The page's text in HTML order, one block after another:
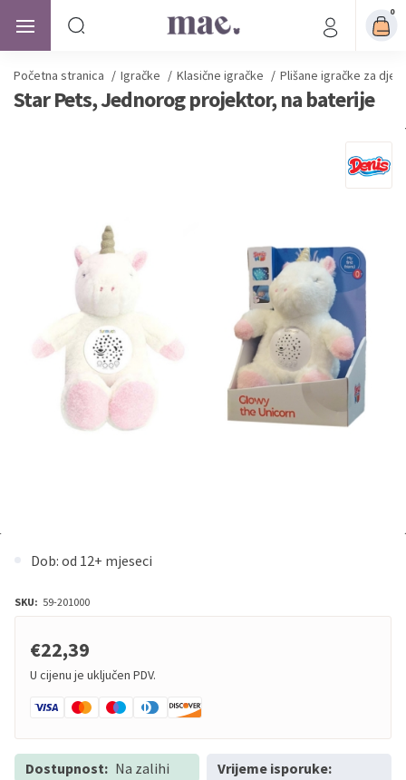
0
Početna stranica / Igračke / Klasične igračke / Plišane igračke za
Star Pets, Jednorog projektor, na baterije
Dob: od 12+ mjeseci
SKU: 59-201000
€22,39
U cijenu je uključen PDV.
Dostupnost: Na zalihi
Vrijeme isporuke: